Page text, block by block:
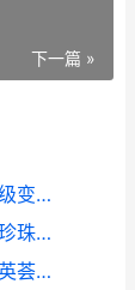
下一篇 »
梦幻西游一级变身卡能变啥子 梦幻西游一级变化之术能变几级卡
珍珠海大冒险海上来春全部彩蛋位置概括 珍珠海门票多少钱
攻城掠地群雄割据有啥子奖励 攻城掠地群英荟萃活动